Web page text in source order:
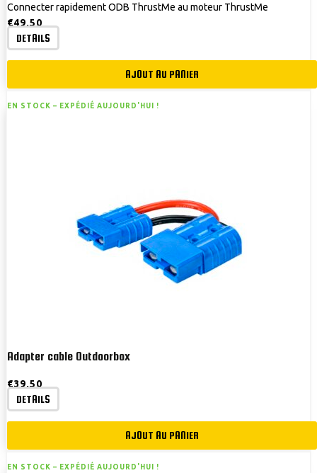
Connecter rapidement ODB ThrustMe au moteur ThrustMe
€49,50
DETAILS
AJOUT AU PANIER
EN STOCK – EXPÉDIÉ AUJOURD'HUI !
Adapter cable Outdoorbox
€39,50
DETAILS
AJOUT AU PANIER
EN STOCK – EXPÉDIÉ AUJOURD'HUI !